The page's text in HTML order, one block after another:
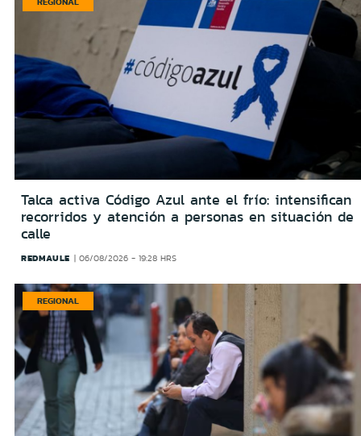
Talca activa Código Azul ante el frío: intensifican
recorridos y atención a personas en situación de
calle
REDMAULE 06/08/2026 - 19:28 HRS
REGIONAL